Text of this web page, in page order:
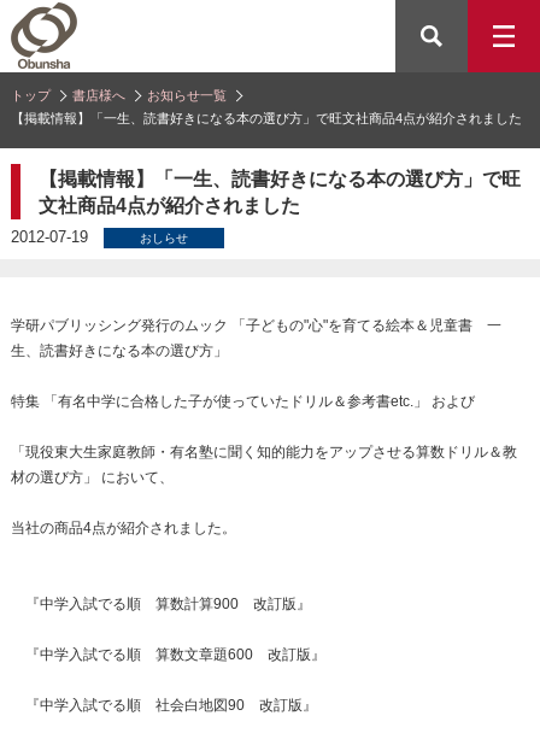
トップ 書店様へ
お知らせ一覧
【掲載情報】「一生、読書好きになる本の選び方」で旺文社商品4点が紹介されました
【掲載情報】「一生、読書好きになる本の選び方」で旺
文社商品4点が紹介されました
2012-07-19 おしらせ
学研パブリッシング発行のムック 「子どもの"心"を育てる絵本＆児童書 一
生、読書好きになる本の選び方」
特集 「有名中学に合格した子が使っていたドリル＆参考書etc.」 および
「現役東大生家庭教師・有名塾に聞く知的能力をアップさせる算数ドリル＆教
材の選び方」 において、
当社の商品4点が紹介されました。
『中学入試でる順 算数計算900 改訂版』
『中学入試でる順 算数文章題600 改訂版』
『中学入試でる順 社会白地図90 改訂版』